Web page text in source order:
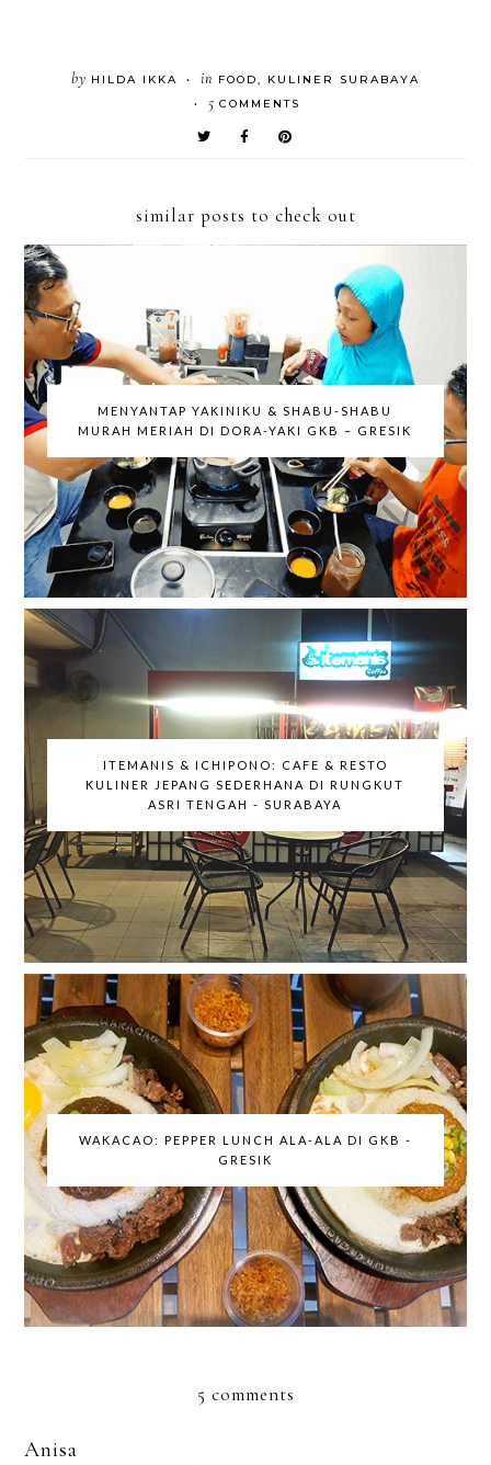
by HILDA IKKA • in FOOD KULINER SURABAYA
• 5 COMMENTS
similar posts to check out
MENYANTAP YAKINIKU & SHABU-SHABU
MURAH MERIAH DI DORA-YAKI GKB – GRESIK
ITEMANIS & ICHIPONO: CAFE & RESTO
KULINER JEPANG SEDERHANA DI RUNGKUT
ASRI TENGAH - SURABAYA
WAKACAO: PEPPER LUNCH ALA-ALA DI GKB -
GRESIK
5 comments
Anisa